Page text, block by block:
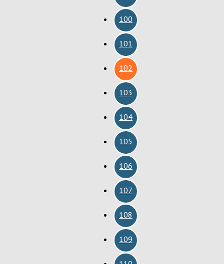
100
101
102
103
104
105
106
107
108
109